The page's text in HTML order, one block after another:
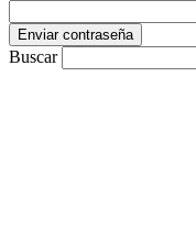
Buscar